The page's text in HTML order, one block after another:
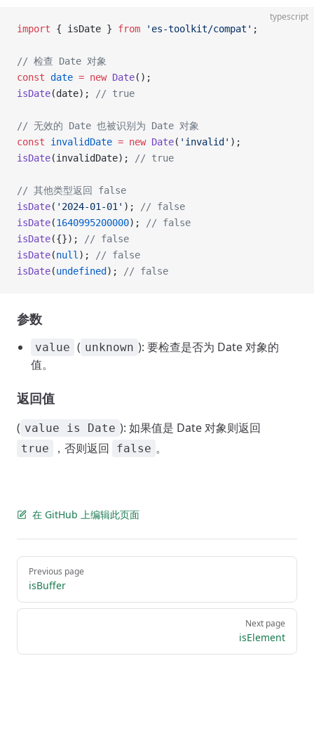
typescript
import { isDate } from 'es-toolkit/compat' ;
// 检查 Date 对象
const date = new Date();
isDate(date); // true
// 无效的 Date 也被识别为 Date 对象
const invalidDate = new Date( 'invalid' );
isDate(invalidDate); // true
// 其他类型返回 false
isDate( '2024-01-01' );
// false
isDate(1640995200000);
// false
isDate({});
// false
isDate(null );
// false
isDate(undefined ); // false
参数
value ( unknown ): 要检查是否为 Date 对象的
值。
返回值
( value is Date ): 如果值是 Date 对象则返回
true ，否则返回 false 。
在 GitHub 上编辑此页面
Pager
Previous page
isBuffer
Next page
isElement